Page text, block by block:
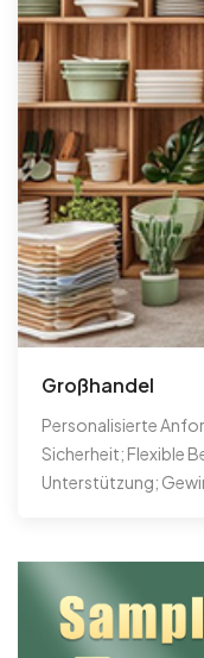
Großhandel
Personalisierte
Sicherheit; Flexible
Unterstützung;